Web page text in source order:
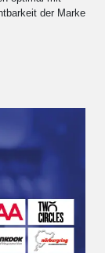
der Marke